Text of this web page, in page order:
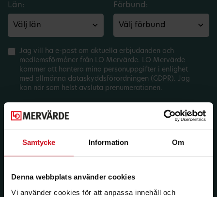
Samtycke Information Om
Denna webbplats använder cookies
Vi använder cookies för att anpassa innehåll och
Län: Förbund:
Jag vill ha e-post om aktuella erbjudanden och
medlemsförmåner från LO Mervärde. LO Mervärde
kommer att hantera mina personuppgifter i enlighet
med allmänna dataskyddsförordningen (GDPR). Jag
kan när som helst avsluta prenumerationen.